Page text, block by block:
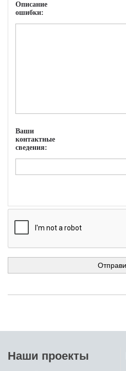
Описание
ошибки:
Ваши
контактные
сведения:
Наши проекты